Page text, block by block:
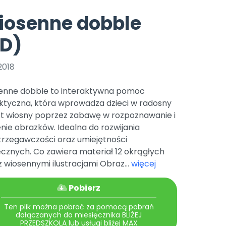
Archiwalne numery
Pomoc
Promocje
czerwca 2024 r. uzyskała
r. Nr decyzji:
Online.
Bliżej Pieska
Pomoc zwierzętom
Książka (dla) Przedszkolaka
TikTok
Zobacz nas na TikToku
YouTube
dobble
dobble to interaktywna pomoc
która wprowadza dzieci w radosny
wiosny poprzez zabawę w rozpoznawanie i
obrazków. Idealna do rozwijania
oraz umiejętności
Co zawiera materiał 12 okrągłych
wiosennymi ilustracjami Obraz... więcej
Pobierz
Ten plik można pobrać za pomocą pobrań
dołączanych do miesięcznika BLIŻEJ
PRZEDSZKOLA lub usługi bliżej MAX